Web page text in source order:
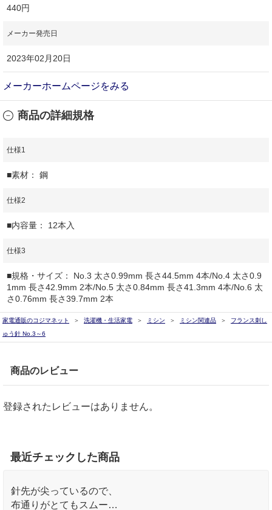
440円
メーカー発売日
2023年02月20日
メーカーホームページをみる
商品の詳細規格
仕様1
■素材： 鋼
仕様2
■内容量： 12本入
仕様3
■規格・サイズ： No.3 太さ0.99mm 長さ44.5mm 4本/No.4 太さ0.9
1mm 長さ42.9mm 2本/No.5 太さ0.84mm 長さ41.3mm 4本/No.6 太
さ0.76mm 長さ39.7mm 2本
家電通販のコジマネット 洗濯機・生活家電 ミシン ミシン関連品
フランス刺し
ゅう針 No.3～6
商品のレビュー
登録されたレビューはありません。
最近チェックした商品
針先が尖っているので、
布通りがとてもスムーズ